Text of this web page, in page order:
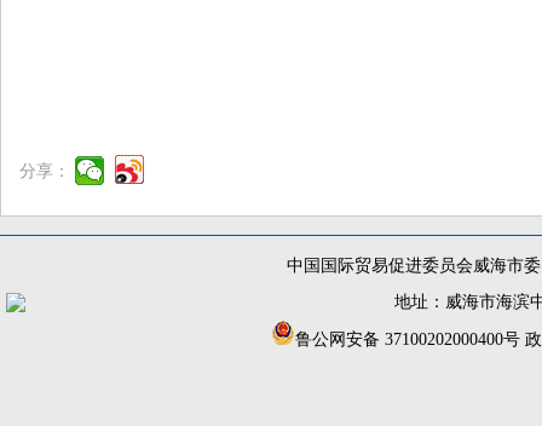
分享：
中国国际贸易促进委员会威海市
地址：威海市海滨
鲁公网安备 37100202000400号